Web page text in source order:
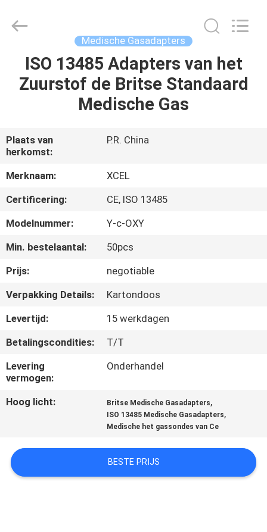
HUIS
PRODUCTEN
ONGEVEER
ONS
FABRIEKSREIS
CONTACTEER
ONS
OM
EEN
PRIVACY
Ltd..
Medische Gasadapters
ISO 13485 Adapters van het
Zuurstof de Britse Standaard
Medische Gas
Plaats van
herkomst:
P.R. China
Merknaam:
XCEL
Certificering:
CE, ISO 13485
Modelnummer:
Y-c-OXY
Min. bestelaantal:
50pcs
Prijs:
negotiable
Verpakking Details:
Kartondoos
Levertijd:
15 werkdagen
Betalingscondities:
T/T
Levering
vermogen:
Onderhandel
Hoog licht: Britse Medische Gasadapters,
ISO 13485 Medische Gasadapters,
Medische het gassondes van Ce
BESTE PRIJS